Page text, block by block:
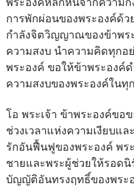
พระองค์หลีกหนีจากความกั
การพักผ่อนของพระองค์ด้ว
กำลังจิตวิญญาณของข้าพร
ความสงบ นำความคิดทุกอ
พระองค์ ขอให้ข้าพระองค์
ความสงบของพระองค์ในทุ
โอ พระเจ้า ข้าพระองค์ข
ช่วงเวลาแห่งความเงียบแ
รักอันฟื้นฟูของพระองค์ พร
ชายและพระผู้ช่วยให้รอด
บัญญัติอันทรงฤทธิ์ของพระ